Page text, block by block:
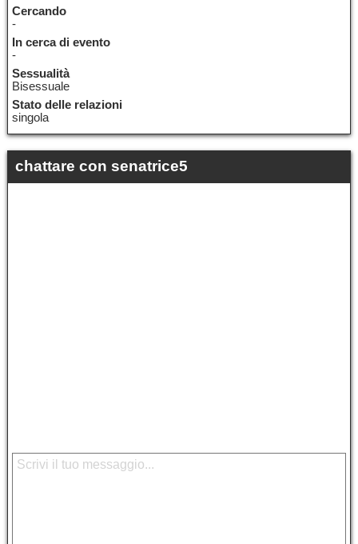
Cercando
-
In cerca di evento
-
Sessualità
Bisessuale
Stato delle relazioni
singola
chattare con senatrice5